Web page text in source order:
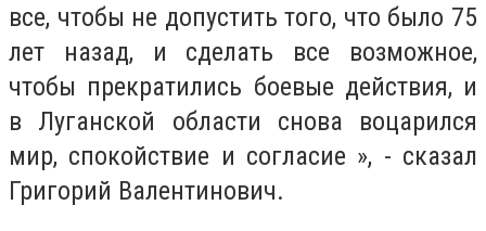
все, чтобы не допустить того, что было 75
лет назад, и сделать все возможное,
чтобы прекратились боевые действия, и
в Луганской области снова воцарился
мир, спокойствие и согласие », - сказал
Григорий Валентинович.